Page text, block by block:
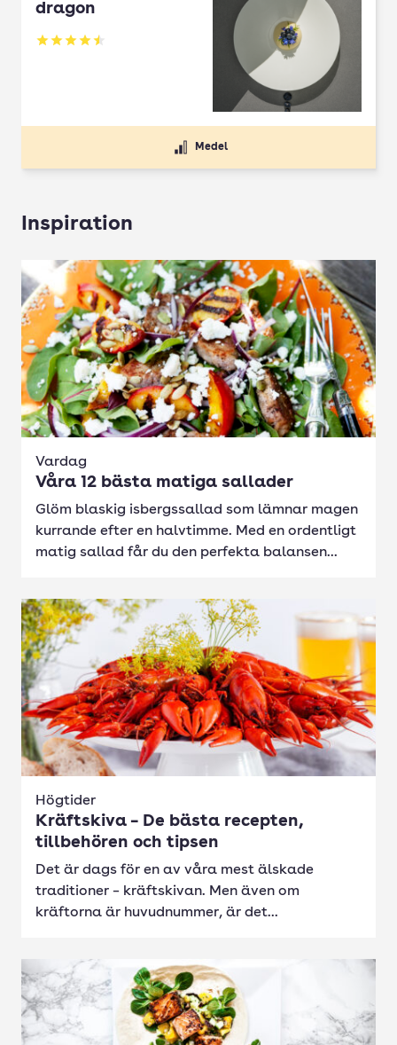
dragon
Betyg: 4.5 av 5
Medel
Inspiration
Vardag
Våra 12 bästa matiga sallader
Glöm blaskig isbergssallad som lämnar magen
kurrande efter en halvtimme. Med en ordentligt
matig sallad får du den perfekta balansen...
Högtider
Kräftskiva – De bästa recepten,
tillbehören och tipsen
Det är dags för en av våra mest älskade
traditioner – kräftskivan. Men även om
kräftorna är huvudnummer, är det...